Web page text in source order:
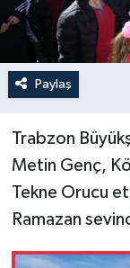
Paylaş
Trabzon
Metin Genç,
Tekne Orucu
Ramazan